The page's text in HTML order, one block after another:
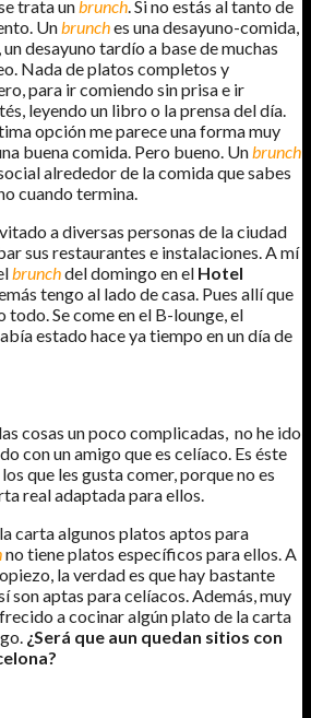
trata unbrunch. Si no estás al tanto de
Unbrunches una desayuno-comida,
desayuno tardío a base de muchas
Nada de platos completos y
para ir comiendo sin prisa e ir
leyendo un libro o la prensa del día.
opción me parece una forma muy
buena comida. Pero bueno. Unbrunch
alrededor de la comida que sabes
cuando termina.
a diversas personas de la ciudad
sus restaurantes e instalaciones. A mí
brunchdel domingo en el Hotel
tengo al lado de casa. Pues allí que
todo. Se come en el B-lounge, el
estado hace ya tiempo en un día de
cosas un poco complicadas, no he ido
con un amigo que es celíaco. Es éste
que les gusta comer, porque no es
real adaptada para ellos.
carta algunos platos aptos para
no tiene platos específicos para ellos. A
la verdad es que hay bastante
son aptas para celíacos. Además, muy
a cocinar algún plato de la carta
¿Será que aun quedan sitios con